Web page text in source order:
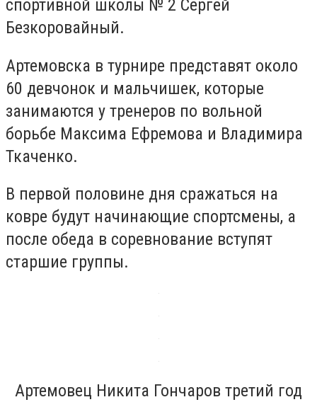
спортивной школы № 2 Сергей
Безкоровайный.
Артемовска в турнире представят около
60 девчонок и мальчишек, которые
занимаются у тренеров по вольной
борьбе Максима Ефремова и Владимира
Ткаченко.
В первой половине дня сражаться на
ковре будут начинающие спортсмены, а
после обеда в соревнование вступят
старшие группы.
Артемовец Никита Гончаров третий год